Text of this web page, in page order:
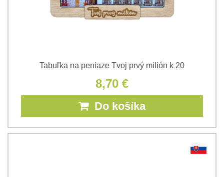
Tabuľka na peniaze Tvoj prvý milión k 20
8,70 €
Do košíka